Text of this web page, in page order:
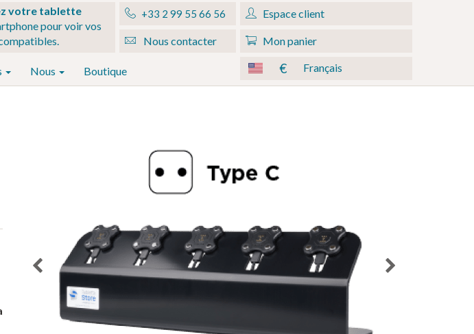
votre tablette
pour voir vos
+33 2 99 55 66 56
Nous contacter
Espace client
Mon panier
€ Français
Nous Boutique